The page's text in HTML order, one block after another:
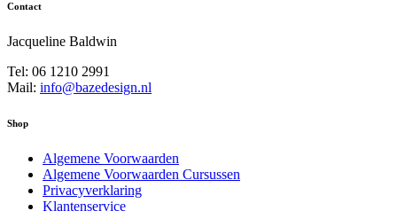
Contact
Jacqueline Baldwin
Tel: 06 1210 2991
Mail: info@bazedesign.nl
Shop
Algemene Voorwaarden
Algemene Voorwaarden Cursussen
Privacyverklaring
Klantenservice